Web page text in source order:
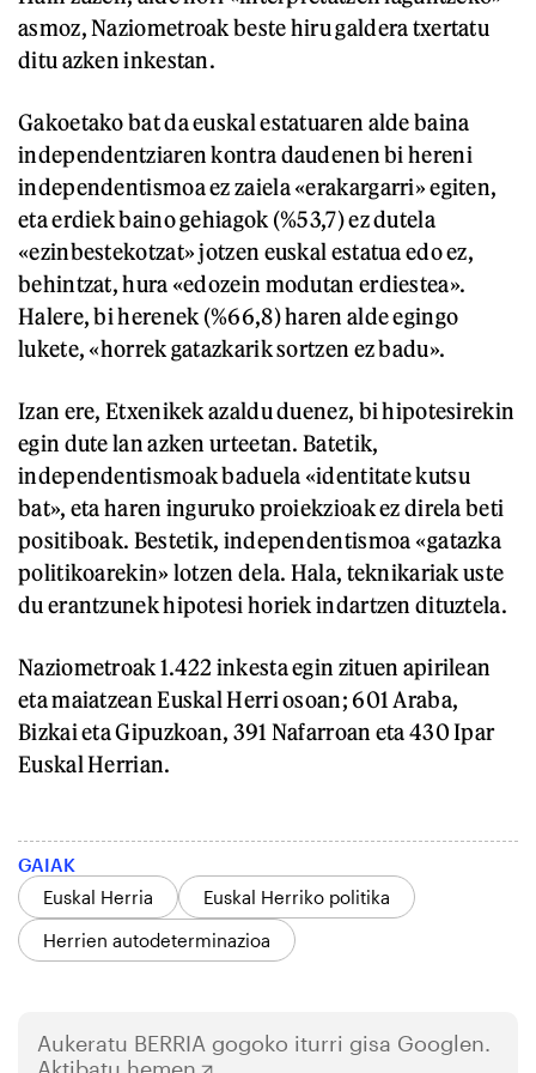
asmoz, Naziometroak beste hiru galdera txertatu
ditu azken inkestan.
Gakoetako bat da euskal estatuaren alde baina
independentziaren kontra daudenen bi hereni
independentismoa ez zaiela «erakargarri» egiten,
eta erdiek baino gehiagok (%53,7) ez dutela
«ezinbestekotzat» jotzen euskal estatua edo ez,
behintzat, hura «edozein modutan erdiestea».
Halere, bi herenek (%66,8) haren alde egingo
lukete, «horrek gatazkarik sortzen ez badu».
Izan ere, Etxenikek azaldu duenez, bi hipotesirekin
egin dute lan azken urteetan. Batetik,
independentismoak baduela «identitate kutsu
bat», eta haren inguruko proiekzioak ez direla beti
positiboak. Bestetik, independentismoa «gatazka
politikoarekin» lotzen dela. Hala, teknikariak uste
du erantzunek hipotesi horiek indartzen dituztela.
Naziometroak 1.422 inkesta egin zituen apirilean
eta maiatzean Euskal Herri osoan; 601 Araba,
Bizkai eta Gipuzkoan, 391 Nafarroan eta 430 Ipar
Euskal Herrian.
GAIAK
Euskal Herria
Euskal Herriko politika
Herrien autodeterminazioa
Aukeratu BERRIA gogoko iturri gisa Googlen.
Aktibatu hemen